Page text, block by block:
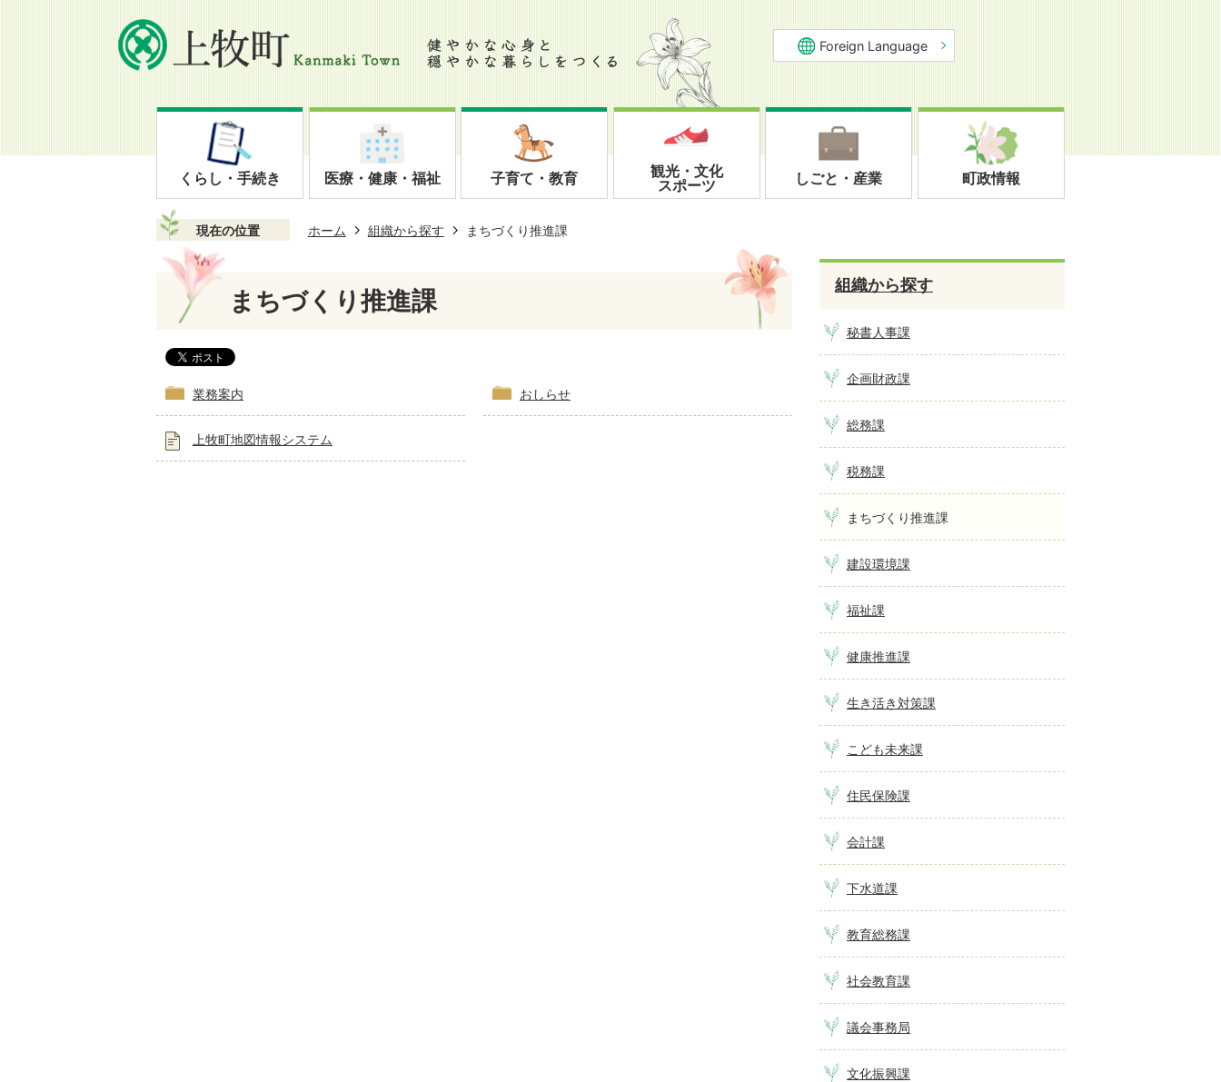
Foreign Language
くらし・手続き 医療・健康・福祉 子育て・教育
観光・文化
スポーツ
しごと・産業 町政情報
現在の位置 ホーム 組織から探す まちづくり推進課
まちづくり推進課
業務案内 おしらせ
上牧町地図情報システム
組織から探す
秘書人事課
企画財政課
総務課
税務課
まちづくり推進課
建設環境課
福祉課
健康推進課
生き活き対策課
こども未来課
住民保険課
会計課
下水道課
教育総務課
社会教育課
議会事務局
文化振興課